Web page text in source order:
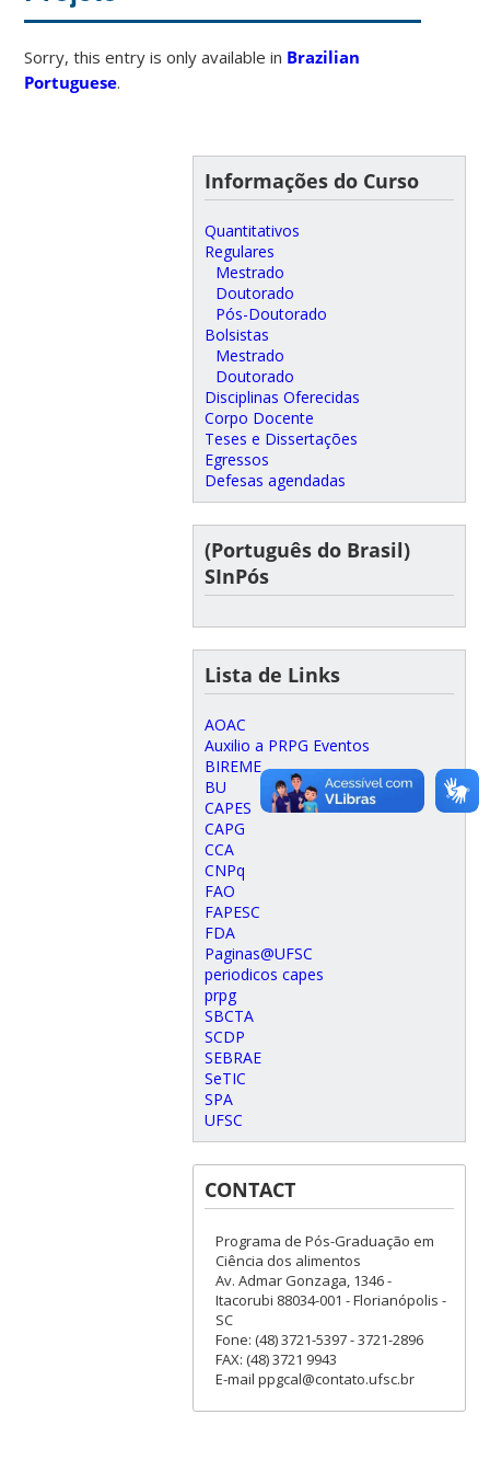
Sorry, this entry is only available in Brazilian
Portuguese.
Informações do Curso
Quantitativos
Regulares
Mestrado
Doutorado
Pós-Doutorado
Bolsistas
Mestrado
Doutorado
Disciplinas Oferecidas
Corpo Docente
Teses e Dissertações
Egressos
Defesas agendadas
(Português do Brasil)
SInPós
Lista de Links
AOAC
Auxilio a PRPG Eventos
BIREME
BU
CAPES
CAPG
CCA
CNPq
FAO
FAPESC
FDA
Paginas@UFSC
periodicos capes
prpg
SBCTA
SCDP
SEBRAE
SeTIC
SPA
UFSC
CONTACT
Programa de Pós-Graduação em
Ciência dos alimentos
Av. Admar Gonzaga, 1346 -
Itacorubi 88034-001 - Florianópolis -
SC
Fone: (48) 3721-5397 - 3721-2896
FAX: (48) 3721 9943
E-mail ppgcal@contato.ufsc.br